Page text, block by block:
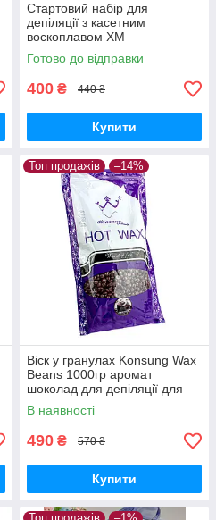
Стартовий набір для
депіляції з касетним
воскоплавом XM
Готово до відправки
400 ₴ 440 ₴
Купити
Топ продажів –14%
Віск у гранулах Konsung Wax
Beans 1000гр аромат
шоколад для депіляції для
воскоплаву плівковий віск 1 кг
гранули
В наявності
490 ₴ 570 ₴
Купити